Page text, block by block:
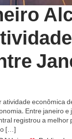
econômica
Entre janeiro
registrou a
[…]